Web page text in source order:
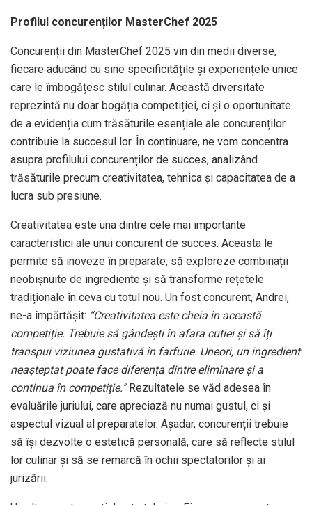
Profilul concurenților MasterChef 2025
Concurenții din MasterChef 2025 vin din medii diverse,
fiecare aducând cu sine specificitățile și experiențele unice
care le îmbogățesc stilul culinar. Această diversitate
reprezintă nu doar bogăția competiției, ci și o oportunitate
de a evidenția cum trăsăturile esențiale ale concurenților
contribuie la succesul lor. În continuare, ne vom concentra
asupra profilului concurenților de succes, analizând
trăsăturile precum creativitatea, tehnica și capacitatea de a
lucra sub presiune.
Creativitatea este una dintre cele mai importante
caracteristici ale unui concurent de succes. Aceasta le
permite să inoveze în preparate, să exploreze combinații
neobișnuite de ingrediente și să transforme rețetele
tradiționale în ceva cu totul nou. Un fost concurent, Andrei,
ne-a împărtășit: “Creativitatea este cheia în această
competiție. Trebuie să gândești în afara cutiei și să îți
transpui viziunea gustativă în farfurie. Uneori, un ingredient
neașteptat poate face diferența dintre eliminare și a
continua în competiție.”Rezultatele se văd adesea în
evaluările juriului, care apreciază nu numai gustul, ci și
aspectul vizual al preparatelor. Așadar, concurenții trebuie
să își dezvolte o estetică personală, care să reflecte stilul
lor culinar și să se remarcă în ochii spectatorilor și ai
jurizării.